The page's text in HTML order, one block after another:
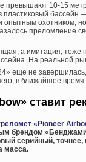
превышают 10-15
бассейн
опытным охотником,
преломление
а имитация, тоже
На реальной
еще не
в ближайшее
ставит
«Pioneer
брендом
серийный,
масса.